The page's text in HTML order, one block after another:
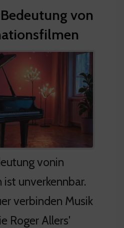
von
vonin
unverkennbar.
verbinden Musik
Roger Allers'